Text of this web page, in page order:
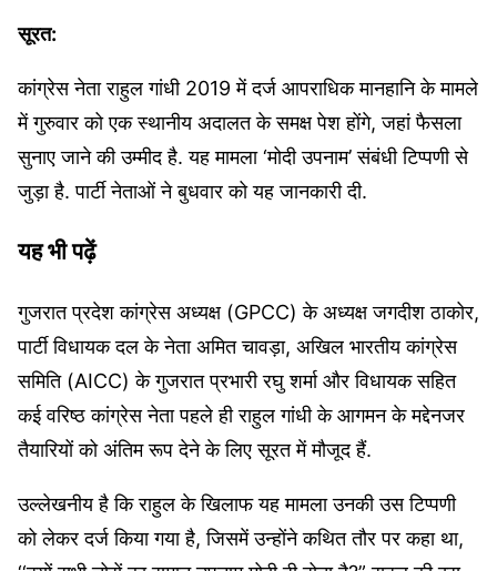
सूरत:
कांग्रेस नेता राहुल गांधी 2019 में दर्ज आपराधिक मानहानि के मामले
में गुरुवार को एक स्थानीय अदालत के समक्ष पेश होंगे, जहां फैसला
सुनाए जाने की उम्मीद है. यह मामला ‘मोदी उपनाम’ संबंधी टिप्पणी से
जुड़ा है. पार्टी नेताओं ने बुधवार को यह जानकारी दी.
यह भी पढ़ें
गुजरात प्रदेश कांग्रेस अध्यक्ष (GPCC) के अध्यक्ष जगदीश ठाकोर,
पार्टी विधायक दल के नेता अमित चावड़ा, अखिल भारतीय कांग्रेस
समिति (AICC) के गुजरात प्रभारी रघु शर्मा और विधायक सहित
कई वरिष्ठ कांग्रेस नेता पहले ही राहुल गांधी के आगमन के मद्देनजर
तैयारियों को अंतिम रूप देने के लिए सूरत में मौजूद हैं.
उल्लेखनीय है कि राहुल के खिलाफ यह मामला उनकी उस टिप्पणी
को लेकर दर्ज किया गया है, जिसमें उन्होंने कथित तौर पर कहा था,